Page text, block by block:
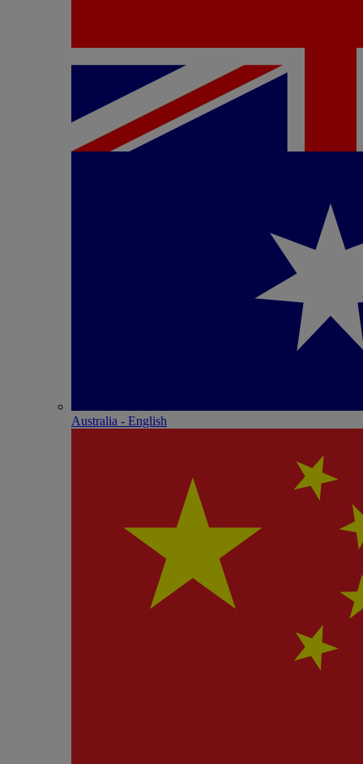
Australia - English